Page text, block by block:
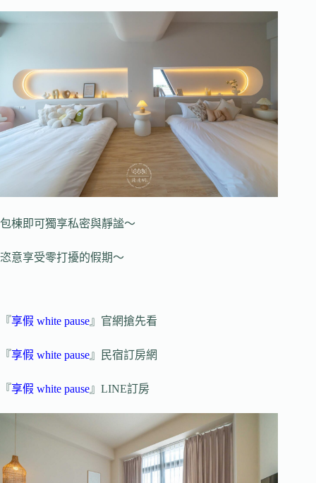
包棟即可獨享私密與靜謐～
恣意享受零打擾的假期～
『享假 white pause』官網搶先看
『享假 white pause』民宿訂房網
『享假 white pause』LINE訂房